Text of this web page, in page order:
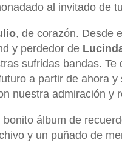
al invitado de
, de corazón. Desde
y perdedor de
sufridas bandas. Te
a partir de ahora y
nuestra admiración y
bonito álbum de
y un puñado de